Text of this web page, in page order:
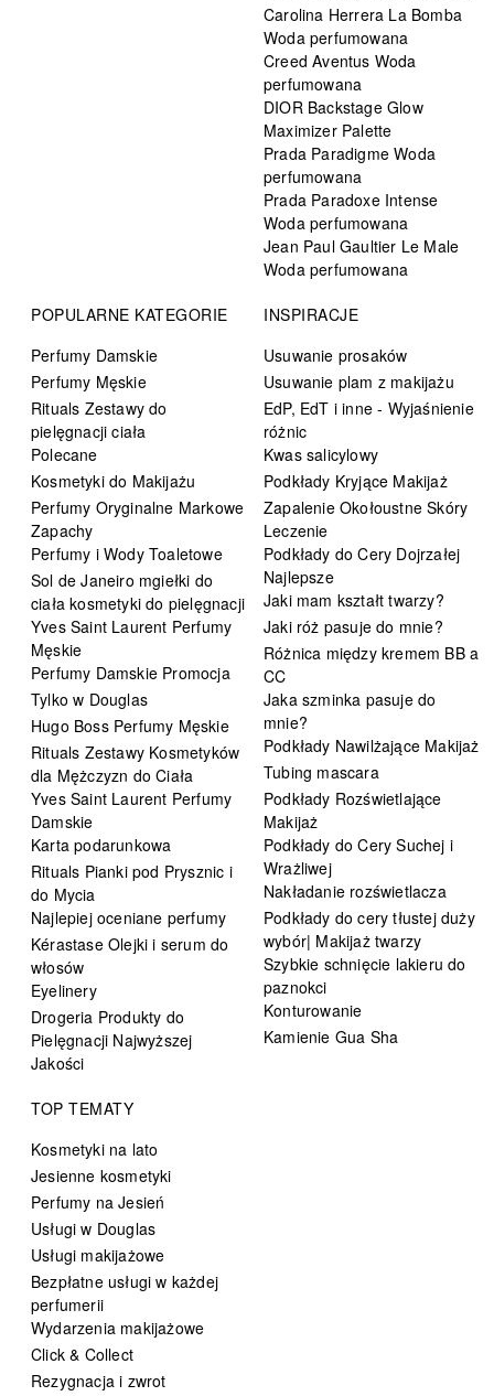
Carolina Herrera La Bomba
Woda perfumowana
Creed Aventus Woda
perfumowana
DIOR Backstage Glow
Maximizer Palette
Prada Paradigme Woda
perfumowana
Prada Paradoxe Intense
Woda perfumowana
Jean Paul Gaultier Le Male
Woda perfumowana
POPULARNE KATEGORIE
Perfumy Damskie
Perfumy Męskie
Rituals Zestawy do
pielęgnacji ciała
Polecane
Kosmetyki do Makijażu
Perfumy Oryginalne Markowe
Zapachy
Perfumy i Wody Toaletowe
Sol de Janeiro mgiełki do
ciała kosmetyki do pielęgnacji
Yves Saint Laurent Perfumy
Męskie
Perfumy Damskie Promocja
Tylko w Douglas
Hugo Boss Perfumy Męskie
Rituals Zestawy Kosmetyków
dla Mężczyzn do Ciała
Yves Saint Laurent Perfumy
Damskie
Karta podarunkowa
Rituals Pianki pod Prysznic i
do Mycia
Najlepiej oceniane perfumy
Kérastase Olejki i serum do
włosów
Eyelinery
Drogeria Produkty do
Pielęgnacji Najwyższej
Jakości
INSPIRACJE
Usuwanie prosaków
Usuwanie plam z makijażu
EdP, EdT i inne - Wyjaśnienie
różnic
Kwas salicylowy
Podkłady Kryjące Makijaż
Zapalenie Okołoustne Skóry
Leczenie
Podkłady do Cery Dojrzałej
Najlepsze
Jaki mam kształt twarzy?
Jaki róż pasuje do mnie?
Różnica między kremem BB a
CC
Jaka szminka pasuje do
mnie?
Podkłady Nawilżające Makijaż
Tubing mascara
Podkłady Rozświetlające
Makijaż
Podkłady do Cery Suchej i
Wrażliwej
Nakładanie rozświetlacza
Podkłady do cery tłustej duży
wybór| Makijaż twarzy
Szybkie schnięcie lakieru do
paznokci
Konturowanie
Kamienie Gua Sha
TOP TEMATY
Kosmetyki na lato
Jesienne kosmetyki
Perfumy na Jesień
Usługi w Douglas
Usługi makijażowe
Bezpłatne usługi w każdej
perfumerii
Wydarzenia makijażowe
Click & Collect
Rezygnacja i zwrot